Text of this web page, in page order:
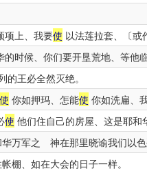
项上、我要使 以法莲拉套、〔或
时候、你们要开垦荒地、等他临
王必全然灭绝。
使 你如押玛、怎能使 你如洗扁、
使 他们住自己的房屋、这是耶和
万军之 神在那里晓谕我们以色
棚、如在大会的日子一样。